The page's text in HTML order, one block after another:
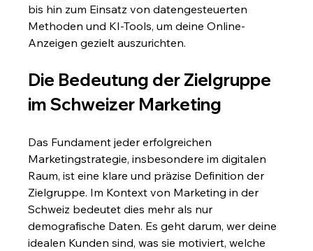
bis hin zum Einsatz von datengesteuerten
Methoden und KI-Tools, um deine Online-
Anzeigen gezielt auszurichten.
Die Bedeutung der Zielgruppe
im Schweizer Marketing
Das Fundament jeder erfolgreichen
Marketingstrategie, insbesondere im digitalen
Raum, ist eine klare und präzise Definition der
Zielgruppe. Im Kontext von Marketing in der
Schweiz bedeutet dies mehr als nur
demografische Daten. Es geht darum, wer deine
idealen Kunden sind, was sie motiviert, welche